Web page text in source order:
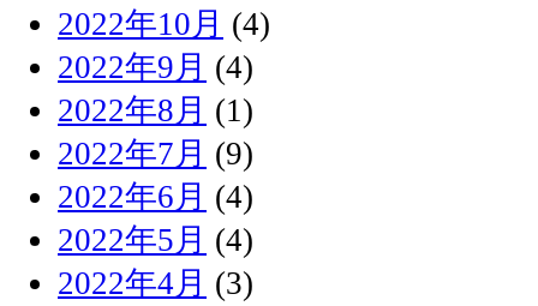
2022年10月 (4)
2022年9月 (4)
2022年8月 (1)
2022年7月 (9)
2022年6月 (4)
2022年5月 (4)
2022年4月 (3)